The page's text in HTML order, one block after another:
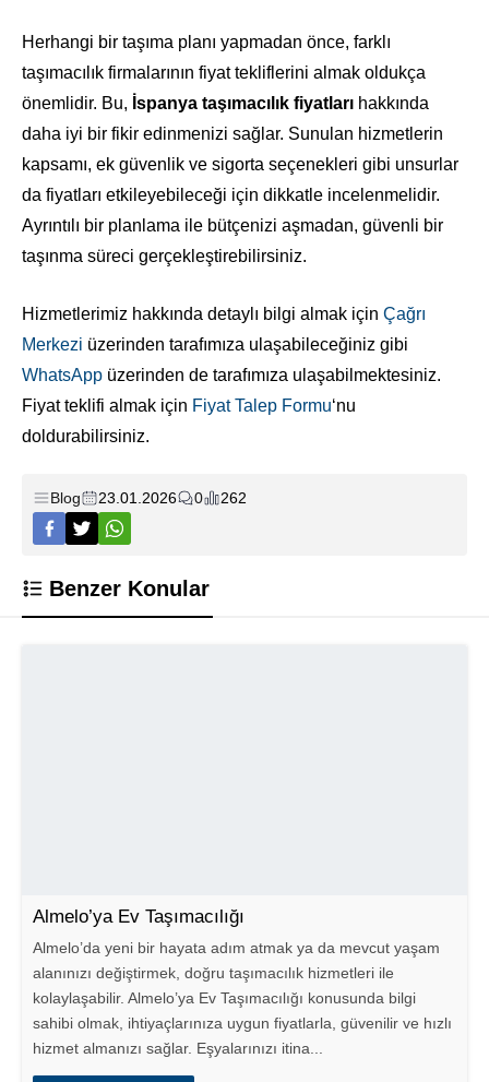
Herhangi bir taşıma planı yapmadan önce, farklı
taşımacılık firmalarının fiyat tekliflerini almak oldukça
önemlidir. Bu, İspanya taşımacılık fiyatları hakkında
daha iyi bir fikir edinmenizi sağlar. Sunulan hizmetlerin
kapsamı, ek güvenlik ve sigorta seçenekleri gibi unsurlar
da fiyatları etkileyebileceği için dikkatle incelenmelidir.
Ayrıntılı bir planlama ile bütçenizi aşmadan, güvenli bir
taşınma süreci gerçekleştirebilirsiniz.
Hizmetlerimiz hakkında detaylı bilgi almak için Çağrı
Merkezi üzerinden tarafımıza ulaşabileceğiniz gibi
WhatsApp üzerinden de tarafımıza ulaşabilmektesiniz.
Fiyat teklifi almak için Fiyat Talep Formu‘nu
doldurabilirsiniz.
Blog 23.01.2026 0 262
Benzer Konular
Almelo’ya Ev Taşımacılığı
Almelo’da yeni bir hayata adım atmak ya da mevcut yaşam
alanınızı değiştirmek, doğru taşımacılık hizmetleri ile
kolaylaşabilir. Almelo’ya Ev Taşımacılığı konusunda bilgi
sahibi olmak, ihtiyaçlarınıza uygun fiyatlarla, güvenilir ve hızlı
hizmet almanızı sağlar. Eşyalarınızı itina...